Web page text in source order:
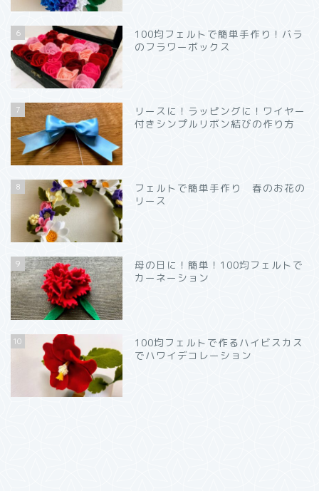
6
100均フェルトで簡単手作り！バラ
のフラワーボックス
7
リースに！ラッピングに！ワイヤー
付きシンプルリボン結びの作り方
8
フェルトで簡単手作り 春のお花の
リース
9
母の日に！簡単！100均フェルトで
カーネーション
10
100均フェルトで作るハイビスカス
でハワイデコレーション